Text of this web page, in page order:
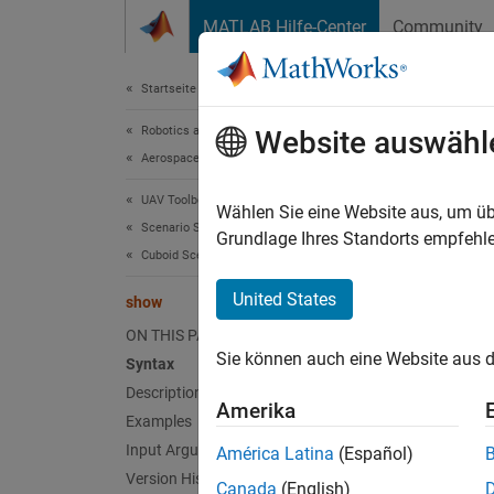
MATLAB Hilfe-Center Community
Startseite der Dokumentation
Robotics and Autonomous Systems
Aerospace and Defense
UAV Toolbox
Scenario Simulation
Cuboid Scenario Simulation
show
ON THIS PAGE
Syntax
Description
Examples
Input Arguments
Version History
Website
Wählen Sie eine Website aus, um
Grundlage Ihres Standorts
United States
Sie können auch eine Website aus
Amerika
América Latina (Español)
Canada (English)